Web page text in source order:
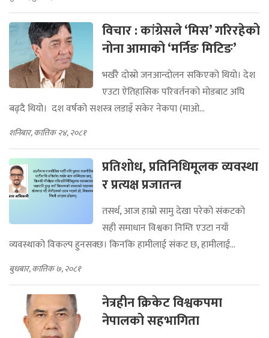
विचार : कांग्रेसले ‘मिस’ गरिरहेको
नोना आमाको ‘मर्निङ मिटिङ’
भर्खरै दोस्रो जनआन्दोलन सकिएको थियो। देश
एउटा ऐतिहासिक परिवर्तनको मोडबाट अघि
बढ्दै थियो। दश वर्षको सशस्त्र लडाइँ सकेर नेकपा (माओ...
शनिबार, कात्तिक २४, २०८१
प्रतिशोध, प्रतिनिधिमूलक व्यवस्था
र प्रत्यक्ष प्रजातन्त्र
तसर्थ, आज हाम्रो सामु देखा परेको संकटको
सही समाधान विश्वका निम्ति एउटा नयाँ
व्यवस्थाको विकल्प हुनसक्छ। किनकि हामीलाई संकट छ, हामीलाई...
बुधबार, कात्तिक ७, २०८१
नेत्रहीन क्रिकेट विश्वकपमा
नेपालको सहभागिता